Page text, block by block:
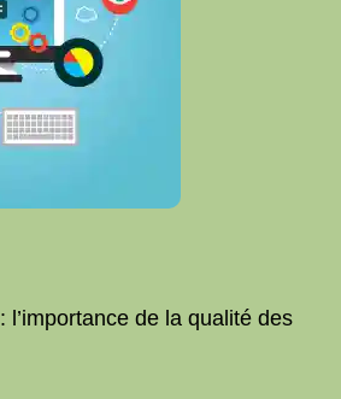
: l’importance de la qualité des